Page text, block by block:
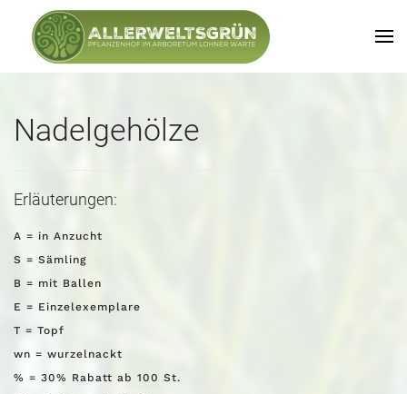
Nadelgehölze
Erläuterungen:
A = in Anzucht
S = Sämling
B = mit Ballen
E = Einzelexemplare
T = Topf
wn = wurzelnackt
% = 30% Rabatt ab 100 St.